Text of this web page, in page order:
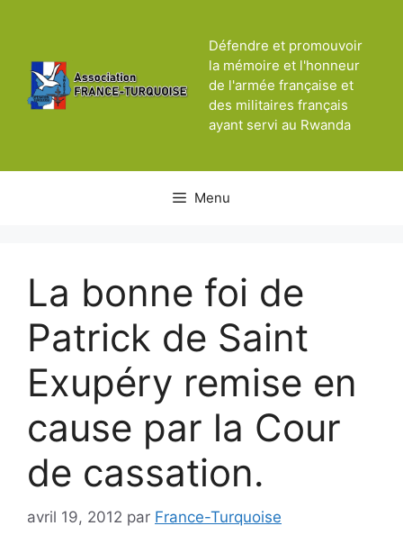
Défendre et promouvoir
la mémoire et l'honneur
de l'armée française et
des militaires français
ayant servi au Rwanda
Menu
La bonne foi de
Patrick de Saint
Exupéry remise en
cause par la Cour
de cassation.
avril 19, 2012 par France-Turquoise